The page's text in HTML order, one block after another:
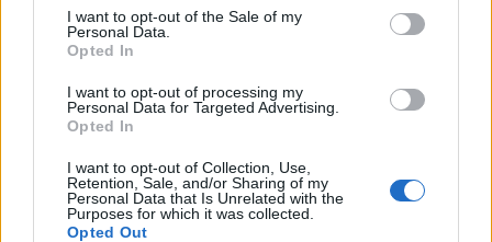
consent section.
I want to opt-out of the Sale of my
Personal Data.
Opted In
I want to opt-out of processing my
Personal Data for Targeted Advertising.
Opted In
I want to opt-out of Collection, Use,
Retention, Sale, and/or Sharing of my
Personal Data that Is Unrelated with the
Purposes for which it was collected.
Opted Out
Aktuális
árnyékában?